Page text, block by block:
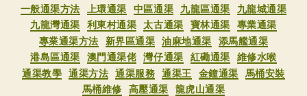
分
类
一般通渠方法 上環通渠 中區通渠 九龍區通渠
九龍城通渠
九龍灣通渠
利東村通渠 太古通渠 寶林通渠
專業通渠
專業通渠方法
新界區通渠 油麻地通渠
添馬艦通渠
港島區通渠
澳門通渠佬 灣仔通渠 紅磡通渠
維修水喉
通渠教學 通渠方法 通渠服務 通渠王 金鐘通渠
馬桶安裝
馬桶維修
高壓通渠 龍虎山通渠